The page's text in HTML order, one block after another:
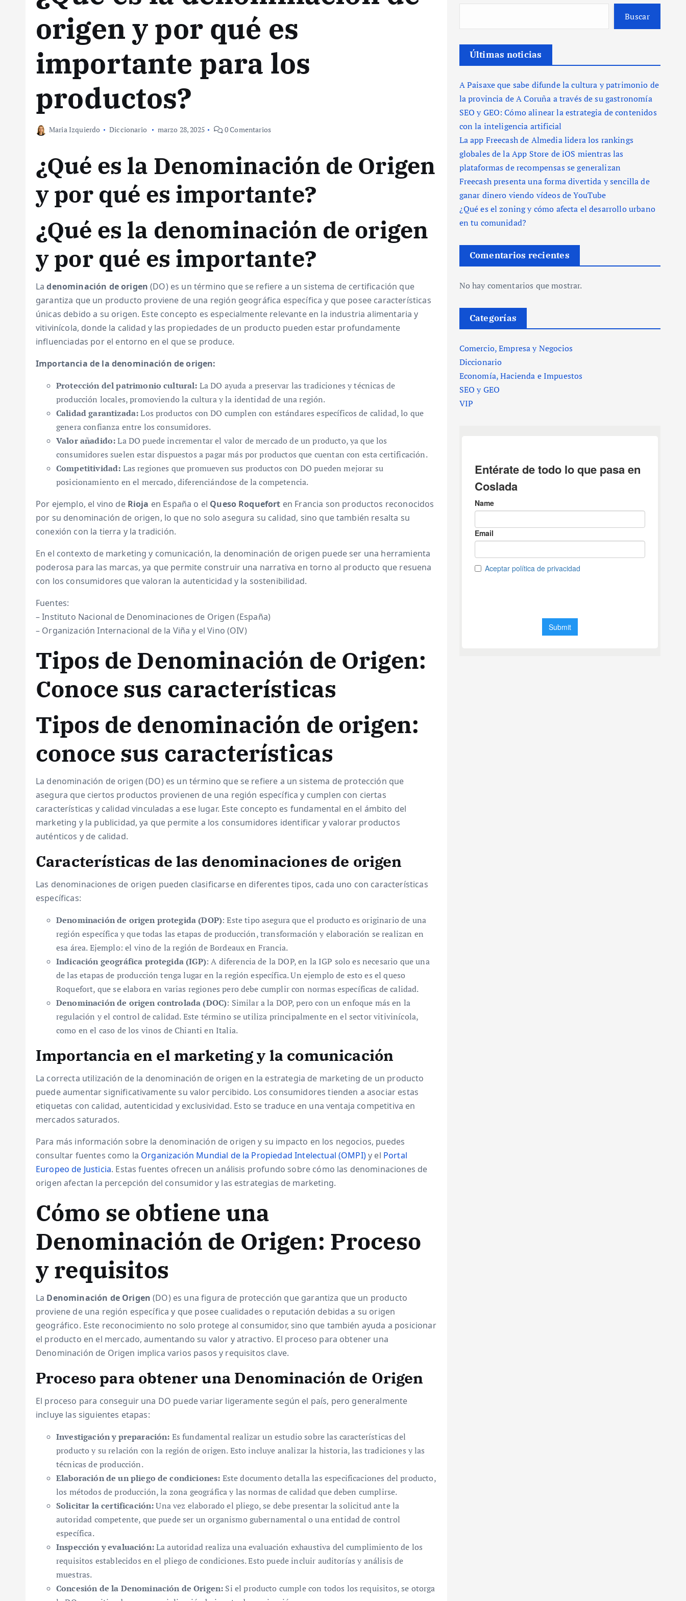
origen y por qué es
importante para los
productos?
Maria Izquierdo Diccionario marzo 28, 2025 0 Comentarios
¿Qué es la Denominación de Origen
y por qué es importante?
¿Qué es la denominación de origen
y por qué es importante?
Ladenominación de origen (DO) es un término que se refiere a un sistema de certificación que
garantiza que un producto proviene de una región geográfica específica y que posee características
únicas debido a su origen. Este concepto es especialmente relevante en la industria alimentaria y
vitivinícola, donde la calidad y las propiedades de un producto pueden estar profundamente
influenciadas por el entorno en el que se produce.
Importancia de la denominación de origen:
Protección del patrimonio cultural: La DO ayuda a preservar las tradiciones y técnicas de
producción locales, promoviendo la cultura y la identidad de una región.
Calidad garantizada:Los productos con DO cumplen con estándares específicos de calidad, lo que
genera confianza entre los consumidores.
Valor añadido:La DO puede incrementar el valor de mercado de un producto, ya que los
consumidores suelen estar dispuestos a pagar más por productos que cuentan con esta certificación.
Competitividad: Las regiones que promueven sus productos con DO pueden mejorar su
posicionamiento en el mercado, diferenciándose de la competencia.
Por ejemplo, el vino de Rioja en España o el Queso Roquefort en Francia son productos reconocidos
por su denominación de origen, lo que no solo asegura su calidad, sino que también resalta su
conexión con la tierra y la tradición.
En el contexto de marketing y comunicación, la denominación de origen puede ser una herramienta
poderosa para las marcas, ya que permite construir una narrativa en torno al producto que resuena
con los consumidores que valoran la autenticidad y la sostenibilidad.
Fuentes:
– Instituto Nacional de Denominaciones de Origen (España)
– Organización Internacional de la Viña y el Vino (OIV)
Tipos de Denominación de Origen:
Conoce sus características
Tipos de denominación de origen:
conoce sus características
La denominación de origen (DO) es un término que se refiere a un sistema de protección que
asegura que ciertos productos provienen de una región específica y cumplen con ciertas
características y calidad vinculadas a ese lugar. Este concepto es fundamental en el ámbito del
marketing y la publicidad, ya que permite a los consumidores identificar y valorar productos
auténticos y de calidad.
Características de las denominaciones de origen
Las denominaciones de origen pueden clasificarse en diferentes tipos, cada uno con características
específicas:
Denominación de origen protegida (DOP): Este tipo asegura que el producto es originario de una
región específica y que todas las etapas de producción, transformación y elaboración se realizan en
esa área. Ejemplo: el vino de la región de Bordeaux en Francia.
Indicación geográfica protegida (IGP): A diferencia de la DOP, en la IGP solo es necesario que una
de las etapas de producción tenga lugar en la región específica. Un ejemplo de esto es el queso
Roquefort, que se elabora en varias regiones pero debe cumplir con normas específicas de calidad.
Denominación de origen controlada (DOC): Similar a la DOP, pero con un enfoque más en la
regulación y el control de calidad. Este término se utiliza principalmente en el sector vitivinícola,
como en el caso de los vinos de Chianti en Italia.
Importancia en el marketing y la comunicación
La correcta utilización de la denominación de origen en la estrategia de marketing de un producto
puede aumentar significativamente su valor percibido. Los consumidores tienden a asociar estas
etiquetas con calidad, autenticidad y exclusividad. Esto se traduce en una ventaja competitiva en
mercados saturados.
Para más información sobre la denominación de origen y su impacto en los negocios, puedes
consultar fuentes como la Organización Mundial de la Propiedad Intelectual (OMPI)y el Portal
Europeo de Justicia. Estas fuentes ofrecen un análisis profundo sobre cómo las denominaciones de
origen afectan la percepción del consumidor y las estrategias de marketing.
Cómo se obtiene una
Denominación de Origen: Proceso
y requisitos
La Denominación de Origen (DO) es una figura de protección que garantiza que un producto
proviene de una región específica y que posee cualidades o reputación debidas a su origen
geográfico. Este reconocimiento no solo protege al consumidor, sino que también ayuda a posicionar
el producto en el mercado, aumentando su valor y atractivo. El proceso para obtener una
Denominación de Origen implica varios pasos y requisitos clave.
Proceso para obtener una Denominación de Origen
El proceso para conseguir una DO puede variar ligeramente según el país, pero generalmente
incluye las siguientes etapas:
Investigación y preparación: Es fundamental realizar un estudio sobre las características del
producto y su relación con la región de origen. Esto incluye analizar la historia, las tradiciones y las
técnicas de producción.
Elaboración de un pliego de condiciones: Este documento detalla las especificaciones del producto,
los métodos de producción, la zona geográfica y las normas de calidad que deben cumplirse.
Solicitar la certificación:Una vez elaborado el pliego, se debe presentar la solicitud ante la
autoridad competente, que puede ser un organismo gubernamental o una entidad de control
específica.
Inspección y evaluación:La autoridad realiza una evaluación exhaustiva del cumplimiento de los
requisitos establecidos en el pliego de condiciones. Esto puede incluir auditorías y análisis de
muestras.
Concesión de la Denominación de Origen: Si el producto cumple con todos los requisitos, se otorga
Buscar
Últimas noticias
A Paisaxe que sabe difunde la cultura y patrimonio de
la provincia de A Coruña a través de su gastronomía
SEO y GEO: Cómo alinear la estrategia de contenidos
con la inteligencia artificial
La app Freecash de Almedia lidera los rankings
globales de la App Store de iOS mientras las
plataformas de recompensas se generalizan
Freecash presenta una forma divertida y sencilla de
ganar dinero viendo vídeos de YouTube
¿Qué es el zoning y cómo afecta el desarrollo urbano
en tu comunidad?
Comentarios recientes
No hay comentarios que mostrar.
Categorías
Comercio, Empresa y Negocios
Diccionario
Economía, Hacienda e Impuestos
SEO y GEO
VIP